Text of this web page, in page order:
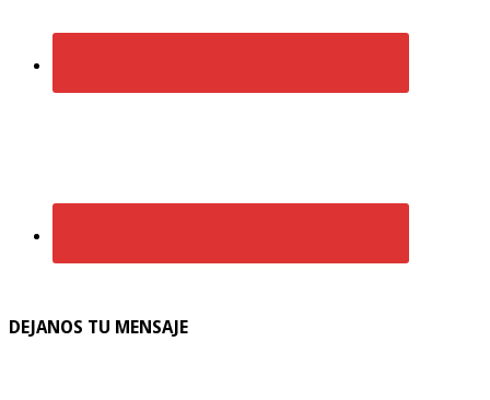
DEJANOS TU MENSAJE